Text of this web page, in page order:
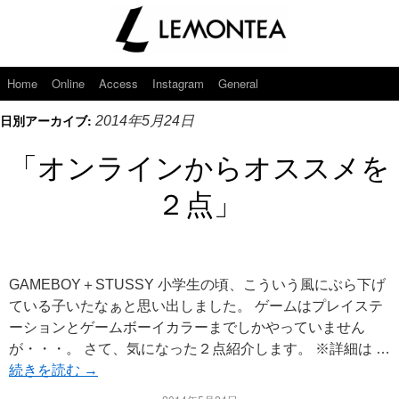
Home Online Access Instagram General
日別アーカイブ: 2014年5月24日
「オンラインからオススメを
２点」
GAMEBOY＋STUSSY 小学生の頃、こういう風にぶら下げ
ている子いたなぁと思い出しました。 ゲームはプレイステ
ーションとゲームボーイカラーまでしかやっていません
が・・・。 さて、気になった２点紹介します。 ※詳細は …
続きを読む →